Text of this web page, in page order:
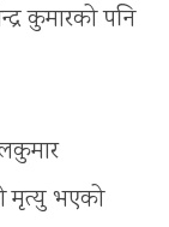
कुमारको पनि
मृत्यु भएको